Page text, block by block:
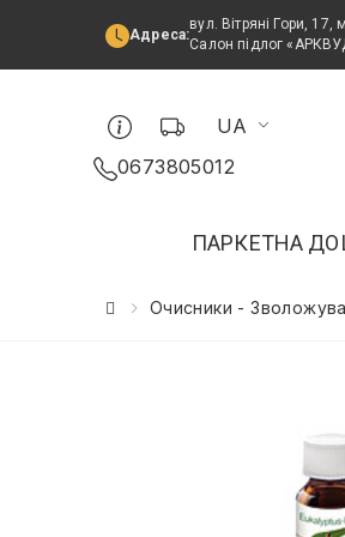
Адреса:
вул. Вітряні Гори, 17,
Салон підлог
UA
0673805012
ПАРКЕТНА
Очисники -